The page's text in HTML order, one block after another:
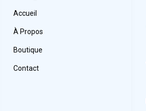
Accueil
À Propos
Boutique
Contact